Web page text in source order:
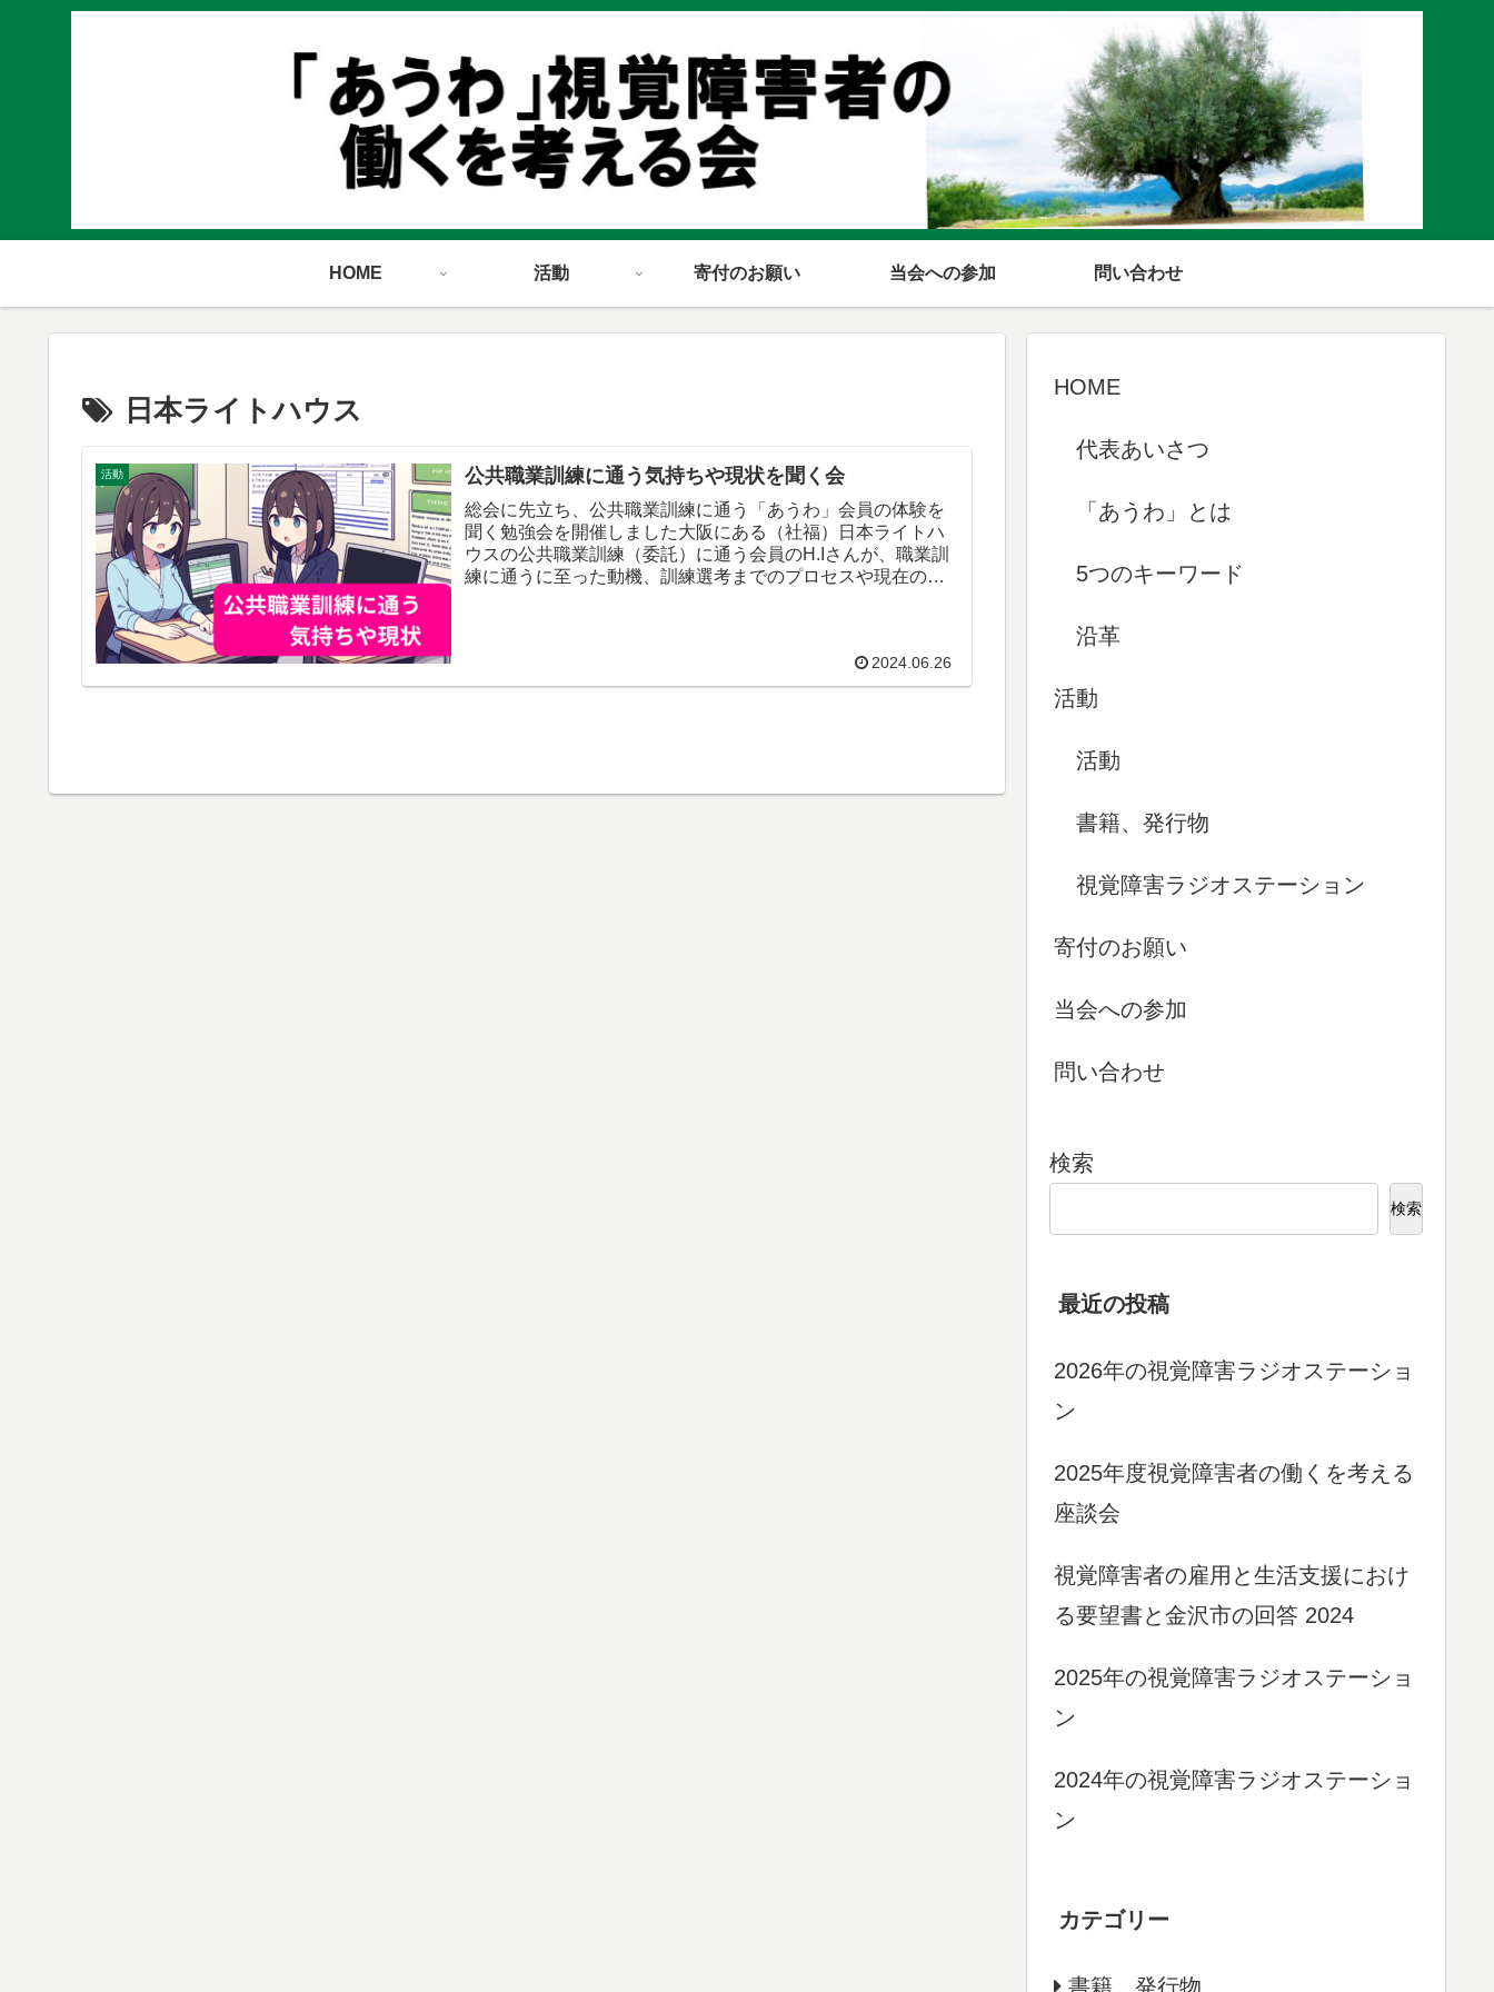
HOME 活動 寄付のお願い 当会への参加 問い合わせ
日本ライトハウス
活動 公共職業訓練に通う気持ちや現状を聞く会
総会に先立ち、公共職業訓練に通う「あうわ」会員の体験を
聞く勉強会を開催しました大阪にある（社福）日本ライトハ
ウスの公共職業訓練（委託）に通う会員のH.Iさんが、職業訓
練に通うに至った動機、訓練選考までのプロセスや現在の状
2024.06.26
HOME
代表あいさつ
「あうわ」とは
5つのキーワード
沿革
活動
活動
書籍、発行物
視覚障害ラジオステーション
寄付のお願い
当会への参加
問い合わせ
検索
検索
最近の投稿
2026年の視覚障害ラジオステーショ
ン
2025年度視覚障害者の働くを考える
座談会
視覚障害者の雇用と生活支援におけ
る要望書と金沢市の回答 2024
2025年の視覚障害ラジオステーショ
ン
2024年の視覚障害ラジオステーショ
ン
カテゴリー
書籍、発行物